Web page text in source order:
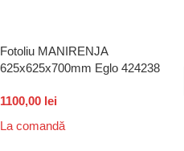
Fotoliu MANIRENJA
625x625x700mm Eglo 424238
1100,00 lei
La comandă